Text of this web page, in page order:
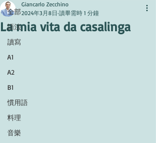
全部
語法
讀寫
A1
A2
B1
慣用語
料理
音樂
La mia vita da casalinga
Giancarlo Zecchino
2024年3月8日 讀畢需時 1 分鐘